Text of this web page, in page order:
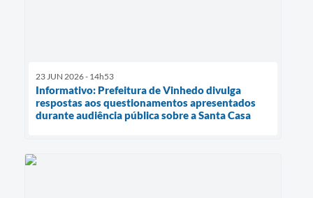
23 JUN 2026 - 14h53
Informativo: Prefeitura de Vinhedo divulga
respostas aos questionamentos apresentados
durante audiência pública sobre a Santa Casa